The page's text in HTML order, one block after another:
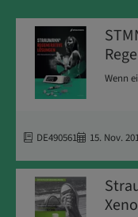
Wenn
DE490561 15. Nov.